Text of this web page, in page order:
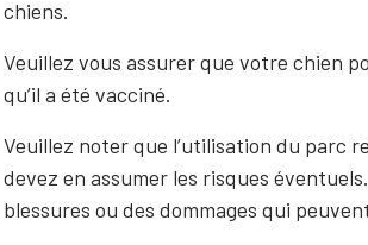
chiens.
Veuillez vous assurer que votre chien
qu’il a été vacciné.
Veuillez noter que l’utilisation du parc
devez en assumer les risques
blessures ou des dommages qui